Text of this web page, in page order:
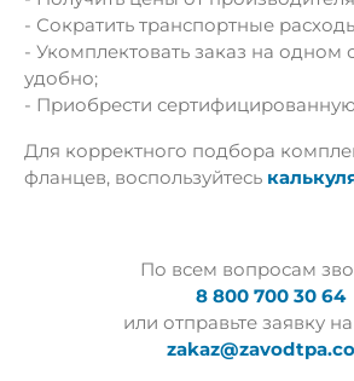
- Сократить транспортные
- Укомплектовать заказ на одном
удобно;
- Приобрести
Для корректного подбора
фланцев, воспользуйтесь
По всем вопросам
8 800 700 30 64
или отправьте заявку